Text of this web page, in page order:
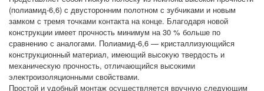
(полиамид-6,6) с двусторонним полотном с зубчиками и новым
замком с тремя точками контакта на конце. Благодаря новой
конструкции имеет прочность минимум на 30 % больше по
сравнению с аналогами. Полиамид-6,6 — кристаллизующийся
конструкционный материал, имеющий высокую твердость и
механическую прочность, отличающийся высокими
электроизоляционными свойствами.
Простой и удобный монтаж осуществляется вручную следующим